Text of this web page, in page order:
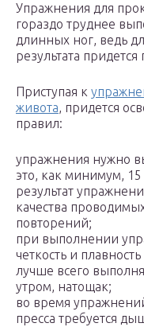
Упражнения для
гораздо труднее
длинных ног, ведь
результата
Приступая к
живота, придется
правил:
упражнения нужно
это, как минимум,
результат
качества
повторений;
при выполнении
четкость и
лучше всего
утром, натощак;
во время
пресса требуется